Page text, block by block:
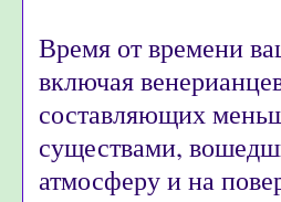
Время от времени
включая
составляющих
существами,
атмосферу и на